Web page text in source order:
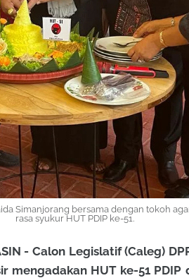
Simanjorang bersama dengan tokoh
rasa syukur HUT PDIP ke-51.
- Calon Legislatif (Caleg)
mengadakan HUT ke-51